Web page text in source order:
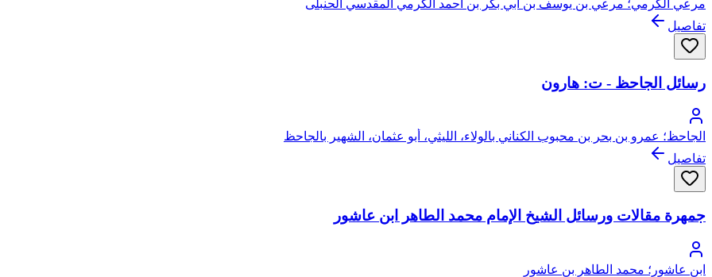
مرعي الكرمي؛ مرعي بن يوسف بن أبي بكر بن أحمد الكرمي المقدسي الحنبلى
تفاصيل
رسائل الجاحظ - ت: هارون
الجاحظ؛ عمرو بن بحر بن محبوب الكناني بالولاء، الليثي، أبو عثمان، الشهير بالجاحظ
تفاصيل
جمهرة مقالات ورسائل الشيخ الإمام محمد الطاهر ابن عاشور
ابن عاشور؛ محمد الطاهر بن عاشور